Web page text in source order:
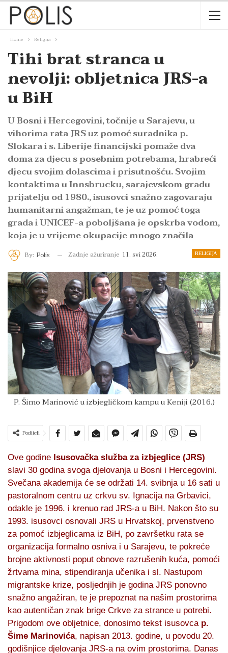
Home Religija
Tihi brat stranca u
nevolji: obljetnica JRS-a
u BiH
U Bosni i Hercegovini, točnije u Sarajevu, u
vihorima rata JRS uz pomoć suradnika p.
Slokara i s. Liberije financijski pomaže dva
doma za djecu s posebnim potrebama, hrabreći
djecu svojim dolascima i prisutnošću. Svojim
kontaktima u Innsbrucku, sarajevskom gradu
prijatelju od 1980., isusovci snažno zagovaraju
humanitarni angažman, te je uz pomoć toga
grada i UNICEF-a poboljšana je opskrba vodom,
koja je u vrijeme okupacije mnogo značila
RELIGIJA
By: Polis Zadnje ažuriranje 11. svi 2026.
P. Šimo Marinović u izbjegličkom kampu u Keniji (2016.)
Podijeli
Ove godine Isusovačka služba za izbjeglice (JRS)
slavi 30 godina svoga djelovanja u Bosni i Hercegovini.
Svečana akademija će se održati 14. svibnja u 16 sati u
pastoralnom centru uz crkvu sv. Ignacija na Grbavici,
odakle je 1996. i krenuo rad JRS-a u BiH. Nakon što su
1993. isusovci osnovali JRS u Hrvatskoj, prvenstveno
za pomoć izbjeglicama iz BiH, po završetku rata se
organizacija formalno osniva i u Sarajevu, te pokreće
brojne aktivnosti poput obnove razrušenih kuća, pomoći
žrtvama mina, stipendiranja učenika i sl. Nastupom
migrantske krize, posljednjih je godina JRS ponovno
snažno angažiran, te je prepoznat na našim prostorima
kao autentičan znak brige Crkve za strance u potrebi.
Prigodom ove obljetnice, donosimo tekst isusovca p.
Šime Marinovića, napisan 2013. godine, u povodu 20.
godišnjice djelovanja JRS-a na ovim prostorima. Danas